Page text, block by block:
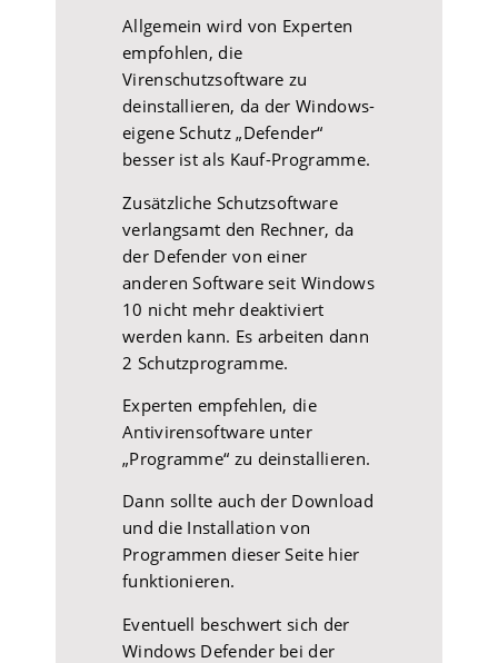
Allgemein wird von Experten
empfohlen, die
Virenschutzsoftware zu
deinstallieren, da der Windows-
eigene Schutz „Defender“
besser ist als Kauf-Programme.
Zusätzliche Schutzsoftware
verlangsamt den Rechner, da
der Defender von einer
anderen Software seit Windows
10 nicht mehr deaktiviert
werden kann. Es arbeiten dann
2 Schutzprogramme.
Experten empfehlen, die
Antivirensoftware unter
„Programme“ zu deinstallieren.
Dann sollte auch der Download
und die Installation von
Programmen dieser Seite hier
funktionieren.
Eventuell beschwert sich der
Windows Defender bei der